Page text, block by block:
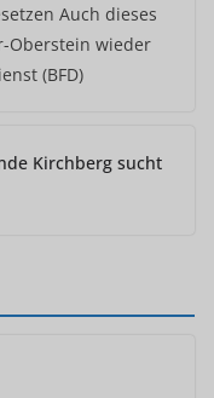
Auch dieses
Oberstein wieder
(BFD)
Kirchberg sucht